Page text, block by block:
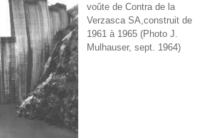
voûte de Contra de la
Verzasca SA,construit de
1961 à 1965 (Photo J.
Mulhauser, sept. 1964)